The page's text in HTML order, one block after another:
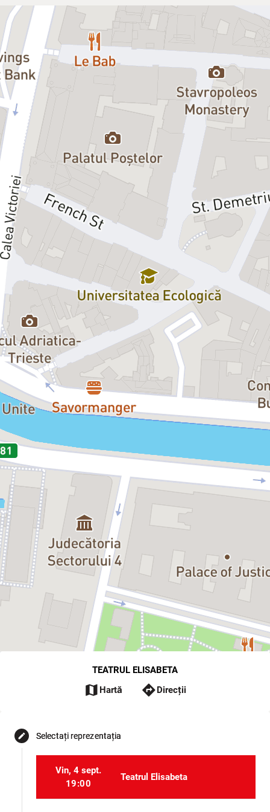
TEATRUL ELISABETA
map Hartă directions Direcții
edit Selectați reprezentația
Vin, 4 sept.
19:00
Teatrul Elisabeta